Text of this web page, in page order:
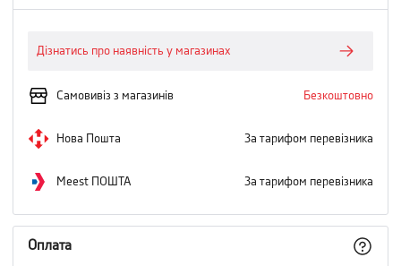
Дізнатись про наявність у магазинах
Самовивіз з магазинів Безкоштовно
Нова Пошта За тарифом перевізника
Meest ПОШТА За тарифом перевізника
Оплата